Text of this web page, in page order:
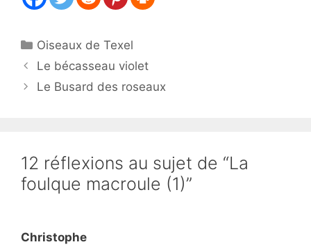
Catégories
Oiseaux de Texel
Le bécasseau violet
Le Busard des roseaux
12 réflexions au sujet de “La
foulque macroule (1)”
Christophe